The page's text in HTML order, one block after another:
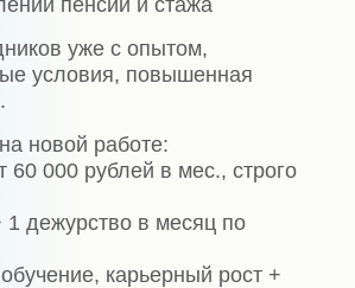
пенсии и стажа
уже с опытом,
условия, повышенная
новой работе:
60 000 рублей в мес., строго
1 дежурство в месяц по
карьерный рост +